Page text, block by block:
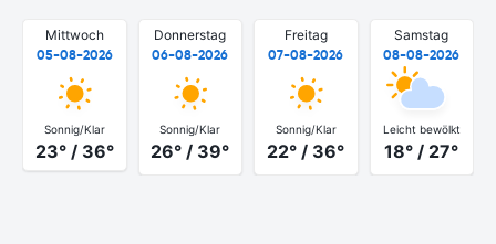
Mittwoch
05-08-2026
Sonnig/Klar
23° / 36°
Donnerstag
06-08-2026
Sonnig/Klar
26° / 39°
Freitag
07-08-2026
Sonnig/Klar
22° / 36°
Samstag
08-08-2026
Leicht bewölkt
18° / 27°